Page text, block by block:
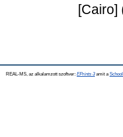
[Cairo]
REAL-MS, az alkalamzott szoftver: EPrints 3amit a